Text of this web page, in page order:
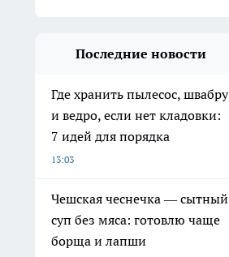
Последние новости
Где хранить пылесос, швабру
и ведро, если нет кладовки:
7 идей для порядка
13:03
Чешская чеснечка — сытный
суп без мяса: готовлю чаще
борща и лапши